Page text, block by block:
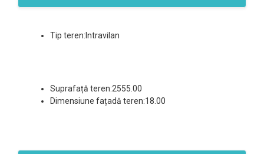
Tip teren:Intravilan
Suprafață teren:2555.00
Dimensiune fațadă teren:18.00